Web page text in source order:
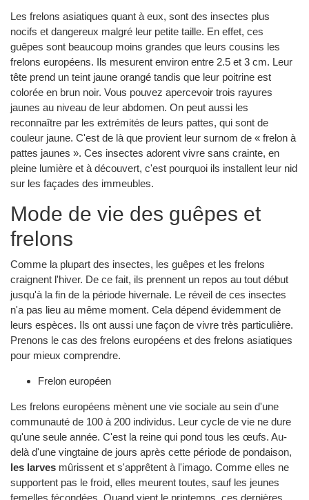
Les frelons asiatiques quant à eux, sont des insectes plus
nocifs et dangereux malgré leur petite taille. En effet, ces
guêpes sont beaucoup moins grandes que leurs cousins les
frelons européens. Ils mesurent environ entre 2.5 et 3 cm. Leur
tête prend un teint jaune orangé tandis que leur poitrine est
colorée en brun noir. Vous pouvez apercevoir trois rayures
jaunes au niveau de leur abdomen. On peut aussi les
reconnaître par les extrémités de leurs pattes, qui sont de
couleur jaune. C'est de là que provient leur surnom de « frelon à
pattes jaunes ». Ces insectes adorent vivre sans crainte, en
pleine lumière et à découvert, c'est pourquoi ils installent leur nid
sur les façades des immeubles.
Mode de vie des guêpes et
frelons
Comme la plupart des insectes, les guêpes et les frelons
craignent l'hiver. De ce fait, ils prennent un repos au tout début
jusqu'à la fin de la période hivernale. Le réveil de ces insectes
n'a pas lieu au même moment. Cela dépend évidemment de
leurs espèces. Ils ont aussi une façon de vivre très particulière.
Prenons le cas des frelons européens et des frelons asiatiques
pour mieux comprendre.
Frelon européen
Les frelons européens mènent une vie sociale au sein d'une
communauté de 100 à 200 individus. Leur cycle de vie ne dure
qu'une seule année. C'est la reine qui pond tous les œufs. Au-
delà d'une vingtaine de jours après cette période de pondaison,
les larves mûrissent et s'apprêtent à l'imago. Comme elles ne
supportent pas le froid, elles meurent toutes, sauf les jeunes
femelles fécondées. Quand vient le printemps, ces dernières